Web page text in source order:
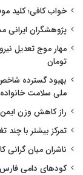
خواب کافی؛ کلید
پژوهشگران
تومان
بهبود گسترده
ملی سلامت
راز کاهش وزن
تمرکز بیشتر با چند
ناشران میان گرانی
کودهای دامی فارس